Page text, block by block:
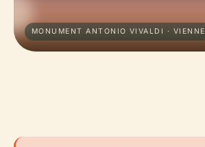
MONUMENT ANTONIO VIVALDI · VIENNE